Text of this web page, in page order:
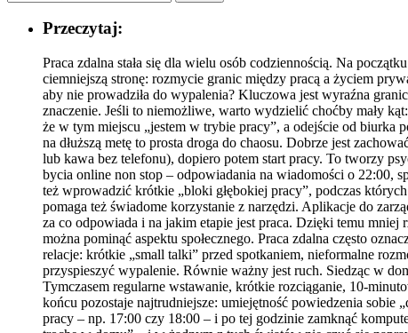
Przeczytaj:
Praca zdalna stała się dla wielu osób codziennością. Na
ciemniejszą stronę: rozmycie granic między pracą a życiem
aby nie prowadziła do wypalenia? Kluczowa jest wyraźna
znaczenie. Jeśli to niemożliwe, warto wydzielić choćby mały
że w tym miejscu „jestem w trybie pracy”, a odejście od biurka
na dłuższą metę to prosta droga do chaosu. Dobrze jest
lub kawa bez telefonu), dopiero potem start pracy. To tworzy
bycia online non stop – odpowiadania na wiadomości o 22:00,
też wprowadzić krótkie „bloki głębokiej pracy”, podczas
pomaga też świadome korzystanie z narzędzi. Aplikacje do
za co odpowiada i na jakim etapie jest praca. Dzięki temu
można pominąć aspektu społecznego. Praca zdalna często
relacje: krótkie „small talki” przed spotkaniem, nieformalne
przyspieszyć wypalenie. Równie ważny jest ruch. Siedząc w
Tymczasem regularne wstawanie, krótkie rozciąganie, 10-
końcu pozostaje najtrudniejsze: umiejętność powiedzenia sobie
pracy – np. 17:00 czy 18:00 – i po tej godzinie zamknąć